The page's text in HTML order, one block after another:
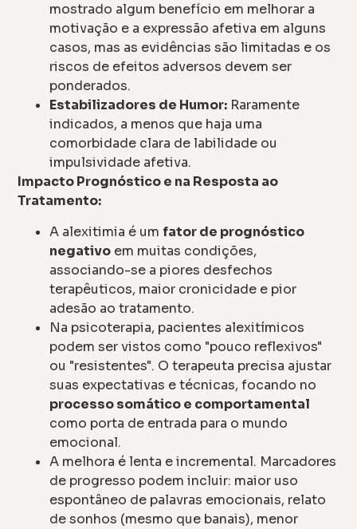
mostrado algum benefício em melhorar a
motivação e a expressão afetiva em alguns
casos, mas as evidências são limitadas e os
riscos de efeitos adversos devem ser
ponderados.
Estabilizadores de Humor: Raramente
indicados, a menos que haja uma
comorbidade clara de labilidade ou
impulsividade afetiva.
Impacto Prognóstico e na Resposta ao
Tratamento:
A alexitimia é um fator de prognóstico
negativo em muitas condições,
associando-se a piores desfechos
terapêuticos, maior cronicidade e pior
adesão ao tratamento.
Na psicoterapia, pacientes alexitímicos
podem ser vistos como "pouco reflexivos"
ou "resistentes". O terapeuta precisa ajustar
suas expectativas e técnicas, focando no
processo somático e comportamental
como porta de entrada para o mundo
emocional.
A melhora é lenta e incremental. Marcadores
de progresso podem incluir: maior uso
espontâneo de palavras emocionais, relato
de sonhos (mesmo que banais), menor